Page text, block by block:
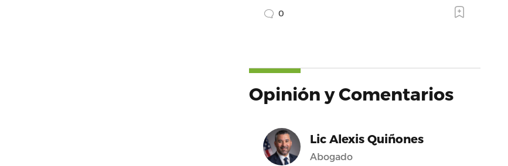
0
Opinión y Comentarios
Lic Alexis Quiñones
Abogado